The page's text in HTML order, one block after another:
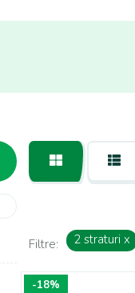
Filtre: 2 straturi x
-18%